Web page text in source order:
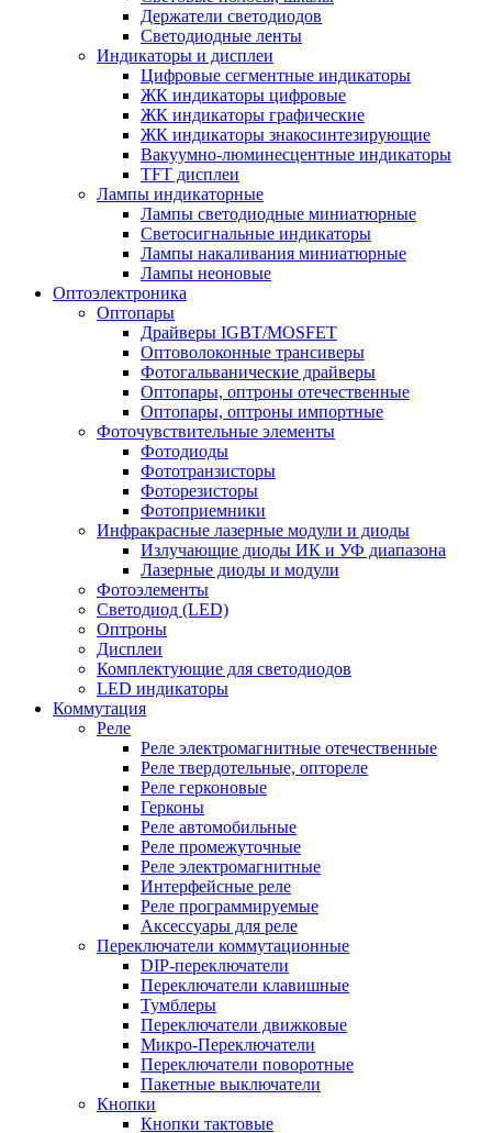
Держатели светодиодов
Светодиодные ленты
Индикаторы и дисплеи
Цифровые сегментные индикаторы
ЖК индикаторы цифровые
ЖК индикаторы графические
ЖК индикаторы знакосинтезирующие
Вакуумно-люминесцентные индикаторы
TFT дисплеи
Лампы индикаторные
Лампы светодиодные миниатюрные
Светосигнальные индикаторы
Лампы накаливания миниатюрные
Лампы неоновые
Оптоэлектроника
Оптопары
Драйверы IGBT/MOSFET
Оптоволоконные трансиверы
Фотогальванические драйверы
Оптопары, оптроны отечественные
Оптопары, оптроны импортные
Фоточувствительные элементы
Фотодиоды
Фототранзисторы
Фоторезисторы
Фотоприемники
Инфракрасные лазерные модули и диоды
Излучающие диоды ИК и УФ диапазона
Лазерные диоды и модули
Фотоэлементы
Светодиод (LED)
Оптроны
Дисплеи
Комплектующие для светодиодов
LED индикаторы
Коммутация
Реле
Реле электромагнитные отечественные
Реле твердотельные, оптореле
Реле герконовые
Герконы
Реле автомобильные
Реле промежуточные
Реле электромагнитные
Интерфейсные реле
Реле программируемые
Аксессуары для реле
Переключатели коммутационные
DIP-переключатели
Переключатели клавишные
Тумблеры
Переключатели движковые
Микро-Переключатели
Переключатели поворотные
Пакетные выключатели
Кнопки
Кнопки тактовые